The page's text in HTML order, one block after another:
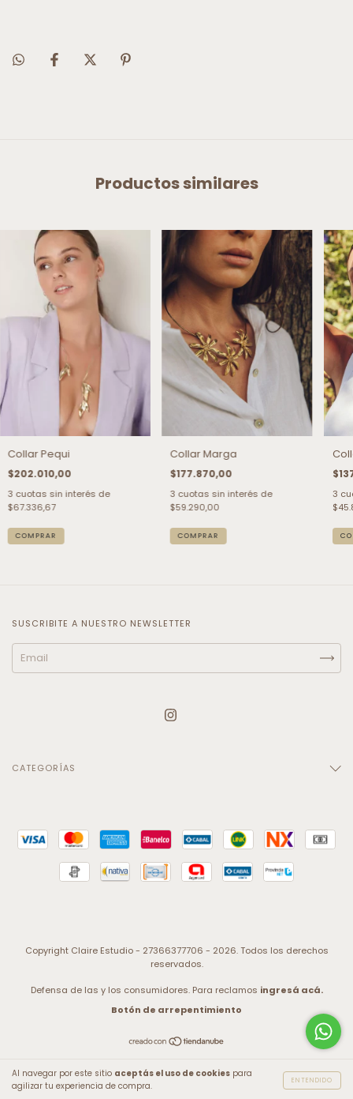
Al navegar por este sitio aceptás el uso de cookies para
agilizar tu experiencia de compra.
ENTENDIDO
Productos similares
Collar Pequi
$202.010,00
3 cuotas sin interés de
$67.336,67
COMPRAR
Collar Marga
$177.870,00
3 cuotas sin interés de
$59.290,00
COMPRAR
3
SUSCRIBITE A NUESTRO NEWSLETTER
CATEGORÍAS
Copyright Claire Estudio - 27366377706 - 2026. Todos los derechos
reservados.
Defensa de las y los consumidores. Para reclamos ingresá acá.
Botón de arrepentimiento